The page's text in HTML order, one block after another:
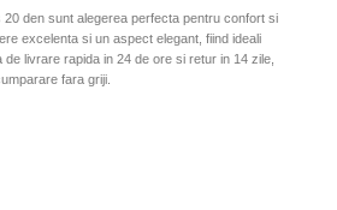
den sunt alegerea perfecta pentru confort si
excelenta si un aspect elegant, fiind ideali
livrare rapida in 24 de ore si retur in 14 zile,
fara griji.